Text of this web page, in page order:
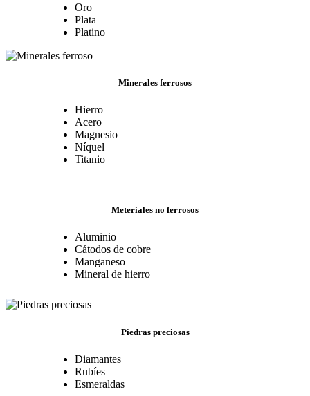
Oro
Plata
Platino
Minerales ferrosos
Hierro
Acero
Magnesio
Níquel
Titanio
Meteriales no ferrosos
Aluminio
Cátodos de cobre
Manganeso
Mineral de hierro
Piedras preciosas
Diamantes
Rubíes
Esmeraldas